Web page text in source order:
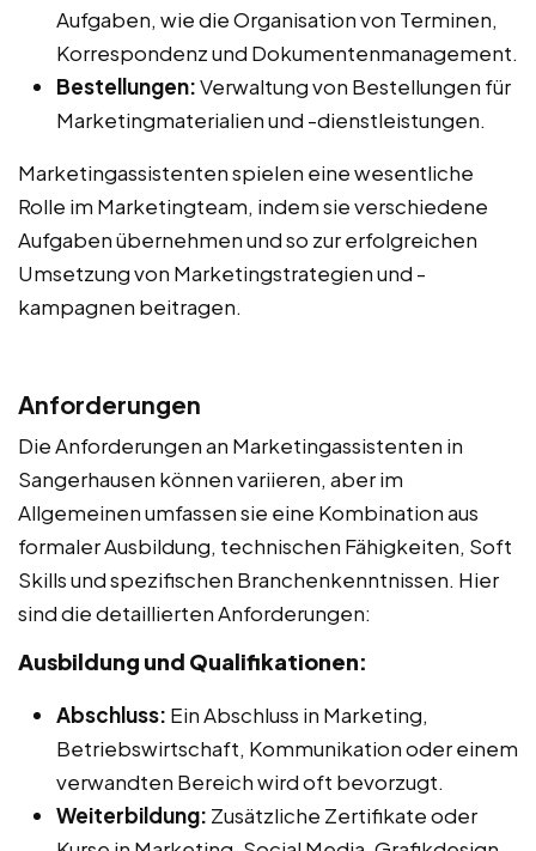
Aufgaben, wie die Organisation von Terminen,
Korrespondenz und Dokumentenmanagement.
Bestellungen:Verwaltung von Bestellungen für
Marketingmaterialien und -dienstleistungen.
Marketingassistenten spielen eine wesentliche
Rolle im Marketingteam, indem sie verschiedene
Aufgaben übernehmen und so zur erfolgreichen
Umsetzung von Marketingstrategien und -
kampagnen beitragen.
Anforderungen
Die Anforderungen an Marketingassistenten in
Sangerhausen können variieren, aber im
Allgemeinen umfassen sie eine Kombination aus
formaler Ausbildung, technischen Fähigkeiten, Soft
Skills und spezifischen Branchenkenntnissen. Hier
sind die detaillierten Anforderungen:
Ausbildung und Qualifikationen:
Abschluss: Ein Abschluss in Marketing,
Betriebswirtschaft, Kommunikation oder einem
verwandten Bereich wird oft bevorzugt.
Weiterbildung: Zusätzliche Zertifikate oder